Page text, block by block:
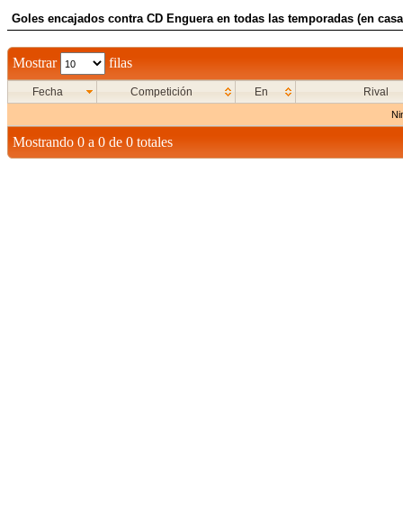
Goles encajados contra CD Enguera en todas las temporadas (en
Mostrar filas
Fecha Competición En Rival
Mostrando 0 a 0 de 0 totales